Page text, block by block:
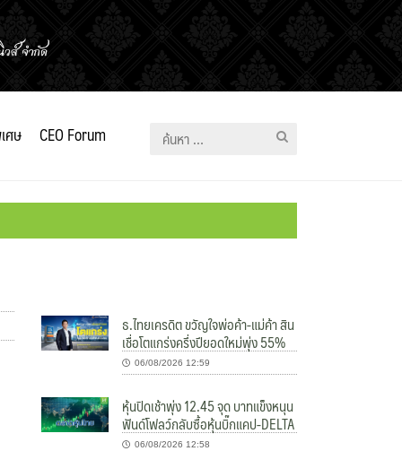
ศษ CEO Forum
ค้นหา
ธ.ไทยเครดิต ขวัญใจพ่อค้า-แม่ค้า สิน
เชื่อโตแกร่งครึ่งปียอดใหม่พุ่ง 55%
06/08/2026 12:59
หุ้นปิดเช้าพุ่ง 12.45 จุด บาทแข็งหนุน
ฟันด์โฟลว์กลับซื้อหุ้นบิ๊กแคป-DELTA
06/08/2026 12:58